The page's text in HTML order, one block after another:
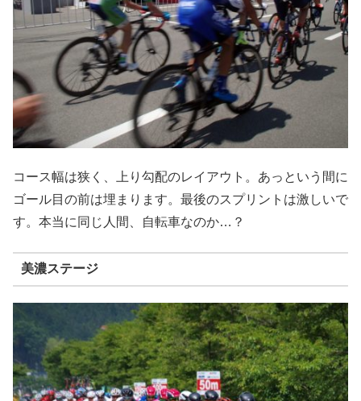
コース幅は狭く、上り勾配のレイアウト。あっという間に
ゴール目の前は埋まります。最後のスプリントは激しいで
す。本当に同じ人間、自転車なのか…？
美濃ステージ